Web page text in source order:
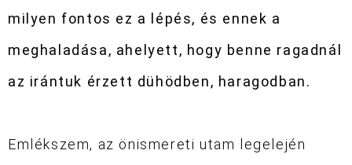
milyen fontos ez a lépés, és ennek a
meghaladása, ahelyett, hogy benne ragadnál
az irántuk érzett dühödben, haragodban.
Emlékszem, az önismereti utam legelején